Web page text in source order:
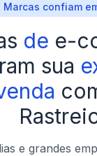
Marcas confiam
de e-
sua
e grandes